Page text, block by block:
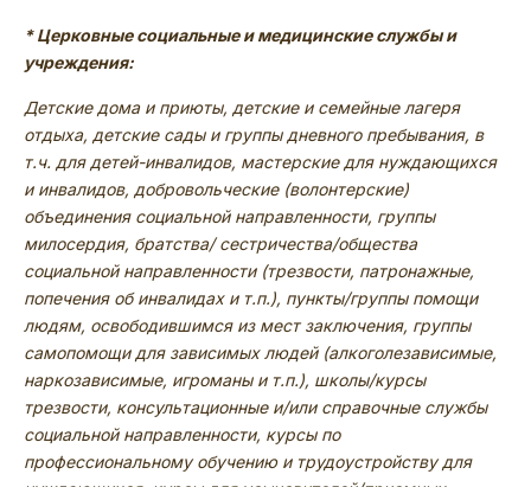
* Церковные социальные и медицинские службы и
учреждения:
Детские дома и приюты, детские и семейные лагеря
отдыха, детские сады и группы дневного пребывания, в
т.ч. для детей-инвалидов, мастерские для нуждающихся
и инвалидов, добровольческие (волонтерские)
объединения социальной направленности, группы
милосердия, братства/ сестричества/общества
социальной направленности (трезвости, патронажные,
попечения об инвалидах и т.п.), пункты/группы помощи
людям, освободившимся из мест заключения, группы
самопомощи для зависимых людей (алкоголезависимые,
наркозависимые, игроманы и т.п.), школы/курсы
трезвости, консультационные и/или справочные службы
социальной направленности, курсы по
профессиональному обучению и трудоустройству для